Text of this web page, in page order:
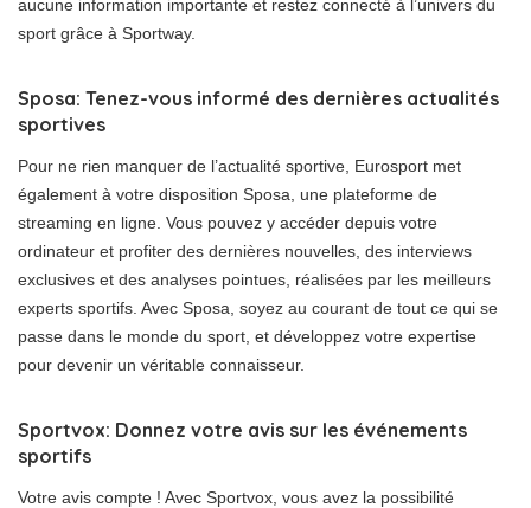
aucune information importante et restez connecté à l’univers du
sport grâce à Sportway.
Sposa: Tenez-vous informé des dernières actualités
sportives
Pour ne rien manquer de l’actualité sportive, Eurosport met
également à votre disposition Sposa, une plateforme de
streaming en ligne. Vous pouvez y accéder depuis votre
ordinateur et profiter des dernières nouvelles, des interviews
exclusives et des analyses pointues, réalisées par les meilleurs
experts sportifs. Avec Sposa, soyez au courant de tout ce qui se
passe dans le monde du sport, et développez votre expertise
pour devenir un véritable connaisseur.
Sportvox: Donnez votre avis sur les événements
sportifs
Votre avis compte ! Avec Sportvox, vous avez la possibilité